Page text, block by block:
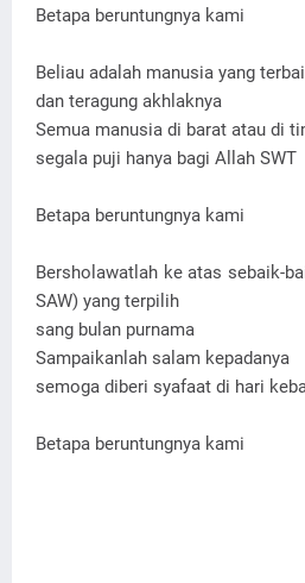
Betapa beruntungnya kami
Beliau adalah manusia yang
dan teragung akhlaknya
Semua manusia di barat atau di
segala puji hanya bagi Allah SWT
Betapa beruntungnya kami
Bersholawatlah ke atas sebaik-
SAW) yang terpilih
sang bulan purnama
Sampaikanlah salam kepadanya
semoga diberi syafaat di hari
Betapa beruntungnya kami